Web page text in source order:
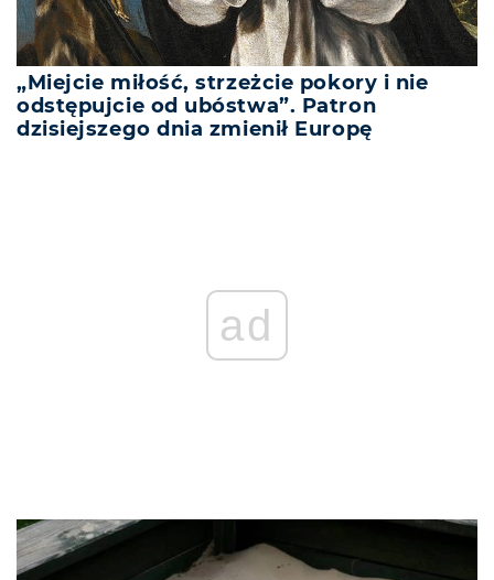
„Miejcie miłość, strzeżcie pokory i nie
odstępujcie od ubóstwa”. Patron
dzisiejszego dnia zmienił Europę
ad